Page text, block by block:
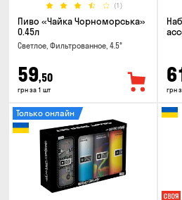
(1)
Пиво «Чайка Чорноморська»
0.45л
Светлое, Фильтрованное, 4.5°
59,50
грн за 1 шт грн
Только онлайн